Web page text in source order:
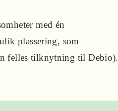
med én
plassering, som
felles tilknytning til Debio).